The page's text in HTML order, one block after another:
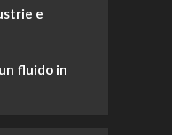
e
fluido in